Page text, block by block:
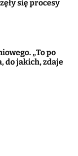
się procesy
„To po
do jakich, zdaje